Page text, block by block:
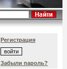
Регистрация
Забыли пароль?